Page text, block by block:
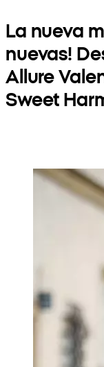
La nueva
nuevas!
Allure
Sweet